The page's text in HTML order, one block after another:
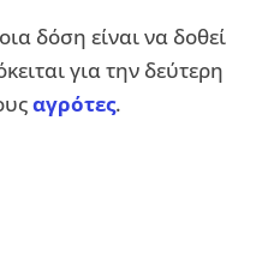
δόση είναι να δοθεί
για την δεύτερη
αγρότες.